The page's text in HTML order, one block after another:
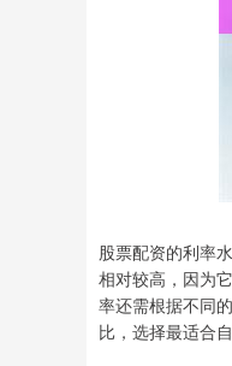
股票配资的利率
相对较高，因为
率还需根据不同
比，选择最适合